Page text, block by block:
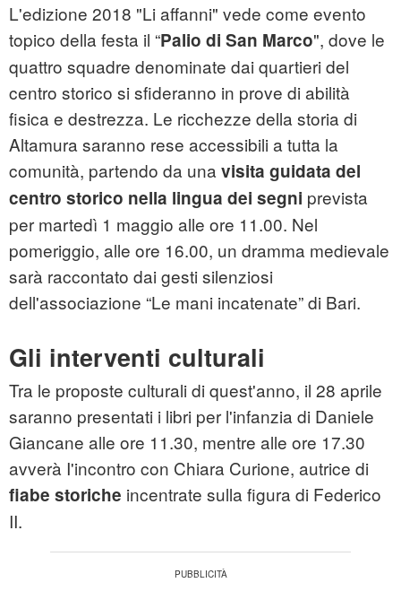
L'edizione 2018 "Li affanni" vede come evento
topico della festa il “Palio di San Marco", dove le
quattro squadre denominate dai quartieri del
centro storico si sfideranno in prove di abilità
fisica e destrezza. Le ricchezze della storia di
Altamura saranno rese accessibili a tutta la
comunità, partendo da una visita guidata del
centro storico nella lingua dei segni prevista
per martedì 1 maggio alle ore 11.00. Nel
pomeriggio, alle ore 16.00, un dramma medievale
sarà raccontato dai gesti silenziosi
dell'associazione “Le mani incatenate” di Bari.
Gli interventi culturali
Tra le proposte culturali di quest'anno, il 28 aprile
saranno presentati i libri per l'infanzia di Daniele
Giancane alle ore 11.30, mentre alle ore 17.30
avverà I'incontro con Chiara Curione, autrice di
fiabe storiche incentrate sulla figura di Federico
II.